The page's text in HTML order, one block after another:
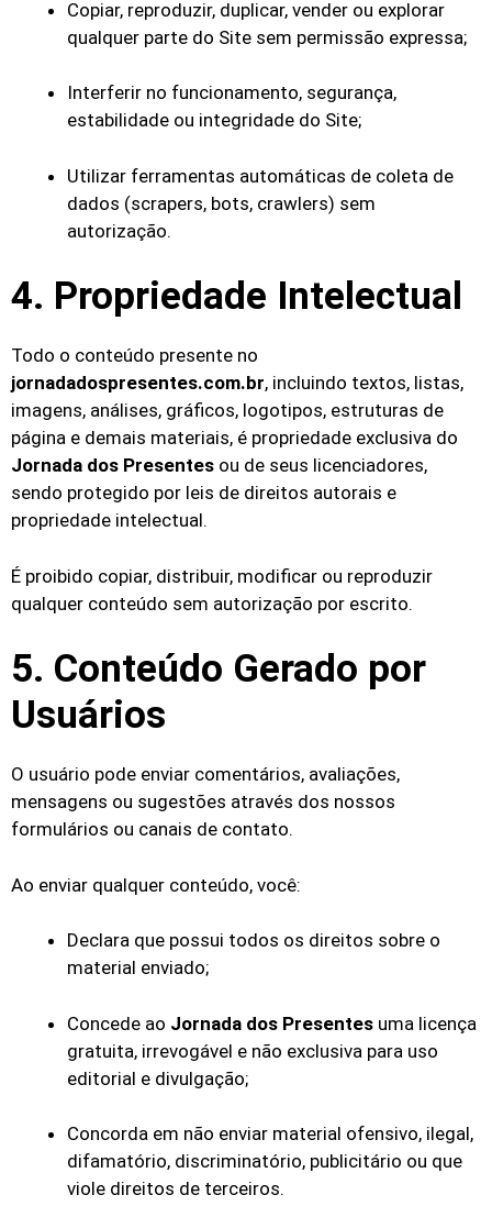
Copiar, reproduzir, duplicar, vender ou explorar
qualquer parte do Site sem permissão expressa;
Interferir no funcionamento, segurança,
estabilidade ou integridade do Site;
Utilizar ferramentas automáticas de coleta de
dados (scrapers, bots, crawlers) sem
autorização.
4. Propriedade Intelectual
Todo o conteúdo presente no
jornadadospresentes.com.br, incluindo textos, listas,
imagens, análises, gráficos, logotipos, estruturas de
página e demais materiais, é propriedade exclusiva do
Jornada dos Presentes ou de seus licenciadores,
sendo protegido por leis de direitos autorais e
propriedade intelectual.
É proibido copiar, distribuir, modificar ou reproduzir
qualquer conteúdo sem autorização por escrito.
5. Conteúdo Gerado por
Usuários
O usuário pode enviar comentários, avaliações,
mensagens ou sugestões através dos nossos
formulários ou canais de contato.
Ao enviar qualquer conteúdo, você:
Declara que possui todos os direitos sobre o
material enviado;
Concede ao Jornada dos Presentes uma licença
gratuita, irrevogável e não exclusiva para uso
editorial e divulgação;
Concorda em não enviar material ofensivo, ilegal,
difamatório, discriminatório, publicitário ou que
viole direitos de terceiros.